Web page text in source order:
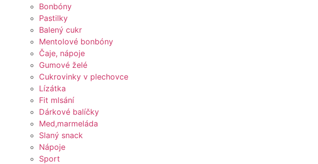
Bonbóny
Pastilky
Balený cukr
Mentolové bonbóny
Čaje, nápoje
Gumové želé
Cukrovinky v plechovce
Lízátka
Fit mlsání
Dárkové balíčky
Med,marmeláda
Slaný snack
Nápoje
Sport